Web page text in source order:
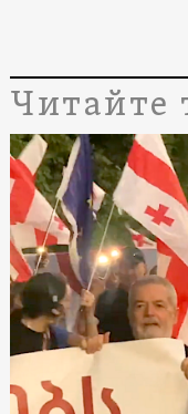
Читайте